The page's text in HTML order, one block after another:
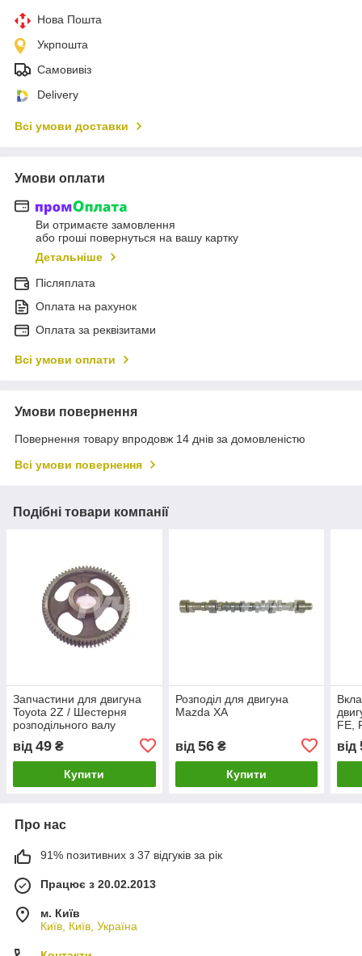
Нова Пошта
Укрпошта
Самовивіз
Delivery
Всі умови доставки
Умови оплати
Ви отримаєте замовлення
або гроші повернуться на вашу картку
Детальніше
Післяплата
Оплата на рахунок
Оплата за реквізитами
Всі умови оплати
Умови повернення
Повернення товару впродовж 14 днів за домовленістю
Всі умови повернення
Подібні товари компанії
Запчастини для двигуна
Toyota 2Z / Шестерня
розподільного валу
від 49 ₴
Купити
Розподіл для двигуна
Mazda XA
від 56₴
Купити
FE,
від
Про нас
91% позитивних з 37 відгуків за рік
Працює з 20.02.2013
м. Київ
Київ, Київ, Україна